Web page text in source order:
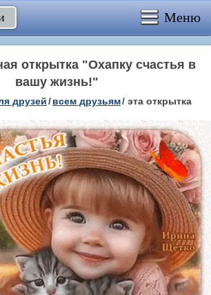
Меню
открытка "Охапку счастья в
вашу жизнь!"
друзей/всем друзьям/ эта открытка